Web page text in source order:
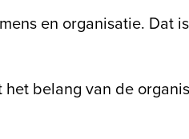
en organisatie. Dat
belang van de